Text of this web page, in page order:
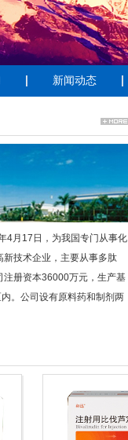
新闻动态
4月17日，为我国专门从事化
技术企业，主要从事多肽
注册资本36000万元，生产基
。公司设有原料药和制剂两